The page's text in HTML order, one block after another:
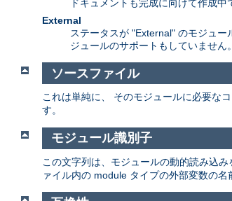
ドキュメントも完成に向けて作成
External
ステータスが "External" のモジュ
ジュールのサポートもしていません。
ソースファイル
これは単純に、 そのモジュールに必要な
す。
モジュール識別子
この文字列は、モジュールの動的読み込
ァイル内の module タイプの外部変数の名